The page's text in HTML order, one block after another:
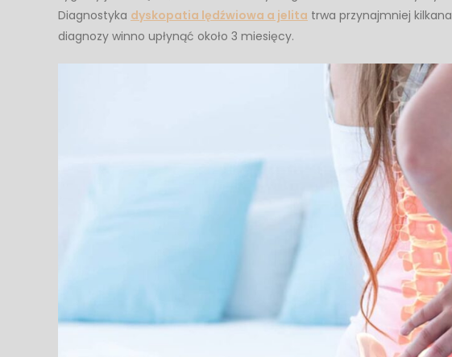
Diagnostyka dyskopatia lędźwiowa a jelita trwa przynajmniej
diagnozy winno upłynąć około 3 miesięcy.